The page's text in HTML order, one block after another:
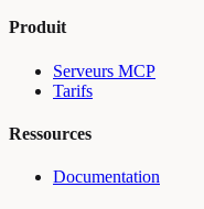
Produit
Serveurs MCP
Tarifs
Ressources
Documentation